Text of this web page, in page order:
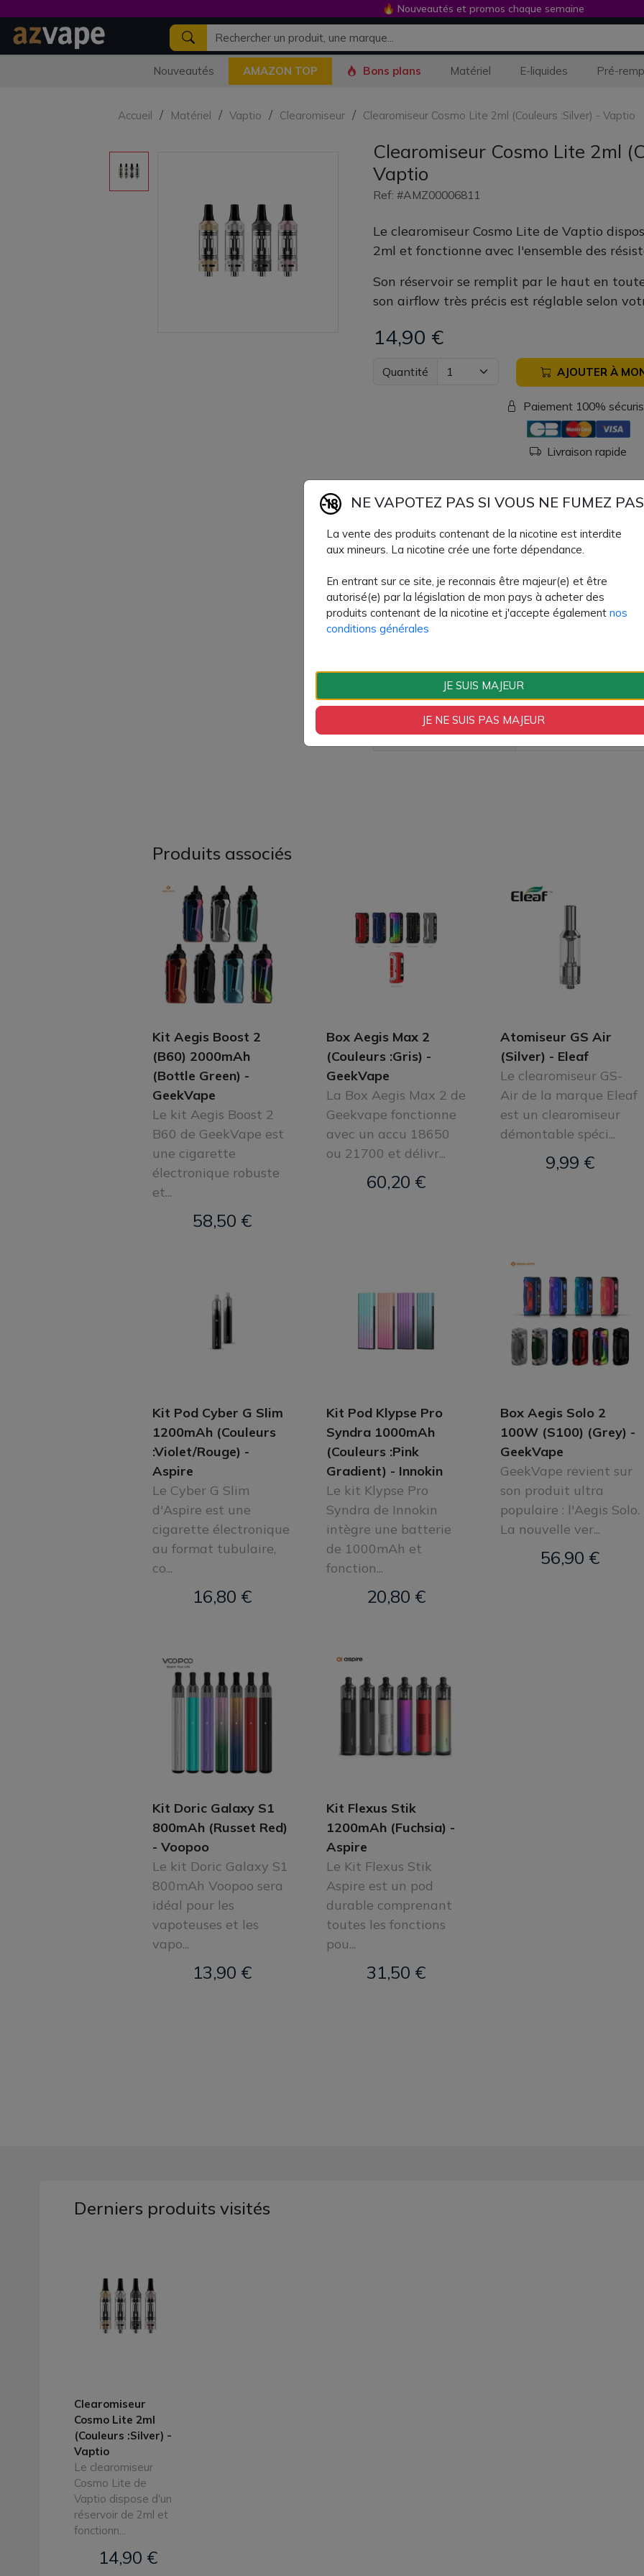
Nouveautés AMAZON TOP Bons plans Matériel E-liquides Pré-
Accueil Matériel Vaptio Clearomiseur Clearomiseur Cosmo Lite 2ml (Couleurs :Silver) - Vaptio
Clearomiseur Cosmo Lite 2ml
Vaptio
Ref: #AMZ00006811
Le clearomiseur Cosmo Lite de Vaptio
2ml et fonctionne avec l'ensemble des
Son réservoir se remplit par le haut en
son airflow très précis est réglable selon
14,90 €
Quantité AJOUTER À
Paiement 100%
Livraison rapide
Fiche technique
Type de Remplissage
Par le haut
Type de résistance
Résistance
Volume Clearo
2 ml
Type de Produit
Type d'airflow
Réglable
Ohmage Résistance
1.0 Ohm
Couleurs
Gris, Or, Rose
Produits associés
Kit Aegis Boost 2
(B60) 2000mAh
(Bottle Green) -
GeekVape
Le kit Aegis Boost 2
B60 de GeekVape est
une cigarette
électronique robuste
et...
58,50 €
Box Aegis Max 2
(Couleurs :Gris) -
GeekVape
La Box Aegis Max 2 de
Geekvape fonctionne
avec un accu 18650
ou 21700 et délivr...
60,20 €
Atomiseur GS Air
(Silver) - Eleaf
Le clearomiseur GS-
Air de la marque Eleaf
est un clearomiseur
démontable spéci...
9,99 €
Kit Pod Cyber G Slim
1200mAh (Couleurs
:Violet/Rouge) -
Aspire
Le Cyber G Slim
d'Aspire est une
cigarette électronique
au format tubulaire,
co...
16,80 €
Kit Pod Klypse Pro
Syndra 1000mAh
(Couleurs :Pink
Gradient) - Innokin
Le kit Klypse Pro
Syndra de Innokin
intègre une batterie
de 1000mAh et
fonction...
20,80 €
Box Aegis Solo 2
100W (S100) (Grey) -
GeekVape
GeekVape revient sur
son produit ultra
populaire : l'Aegis Solo.
La nouvelle ver...
56,90 €
Kit Doric Galaxy S1
800mAh (Russet Red)
- Voopoo
Le kit Doric Galaxy S1
800mAh Voopoo sera
idéal pour les
vapoteuses et les
vapo...
13,90 €
Kit Flexus Stik
1200mAh (Fuchsia) -
Aspire
Le Kit Flexus Stik
Aspire est un pod
durable comprenant
toutes les fonctions
pou...
31,50 €
Derniers produits visités
Clearomiseur
Cosmo Lite 2ml
(Couleurs :Silver) -
Vaptio
Le clearomiseur
Cosmo Lite de
Vaptio dispose d'un
réservoir de 2ml et
fonctionn...
14,90 €
🔥 Nouveautés et promos chaque semaine
NE VAPOTEZ PAS SI VOUS NE FUMEZ
La vente des produits contenant de la nicotine est interdite
aux mineurs. La nicotine crée une forte dépendance.
En entrant sur ce site, je reconnais être majeur(e) et être
autorisé(e) par la législation de mon pays à acheter des
produits contenant de la nicotine et j'accepte également nos
conditions générales
JE SUIS MAJEUR
JE NE SUIS PAS MAJEUR